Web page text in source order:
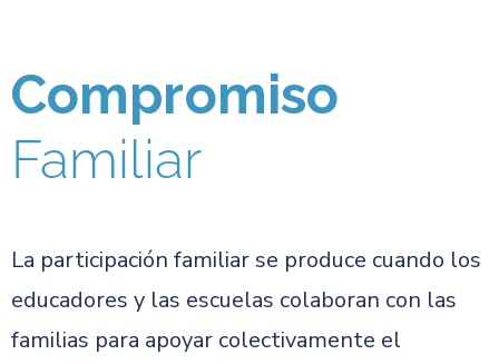
Compromiso
Familiar
La participación familiar se produce cuando los
educadores y las escuelas colaboran con las
familias para apoyar colectivamente el